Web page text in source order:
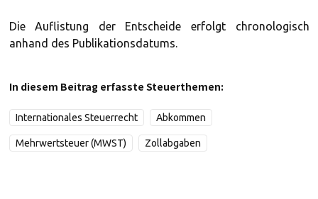
Die Auflistung der Entscheide erfolgt chronologisch
anhand des Publikationsdatums.
In diesem Beitrag erfasste Steuerthemen:
Internationales Steuerrecht Abkommen
Mehrwertsteuer (MWST) Zollabgaben